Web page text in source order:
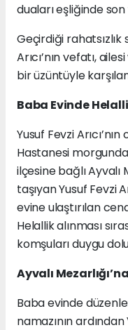
duaları eşliğinde
Geçirdiği
Arıcı’nın vefatı,
bir üzüntüyle
Baba Evinde
Yusuf Fevzi
Hastanesi
ilçesine bağlı Ayvalı
taşıyan Yusuf Fevzi
evine ulaştırılan
Helallik alınması
komşuları duygu
Ayvalı
Baba evinde
namazının ardından